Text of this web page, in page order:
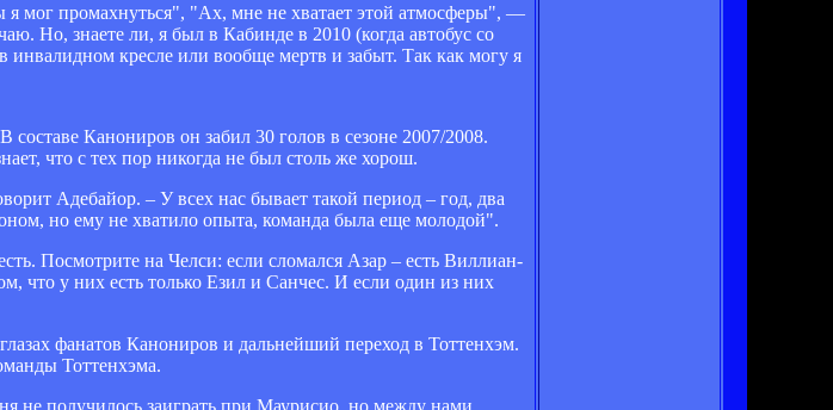
мог промахнуться", "Ах, мне не хватает этой атмосферы", —
Но, знаете ли, я был в Кабинде в 2010 (когда автобус со
инвалидном кресле или вообще мертв и забыт. Так как могу я
Канониров он забил 30 голов в сезоне 2007/2008.
что с тех пор никогда не был столь же хорош.
Адебайор. – У всех нас бывает такой период – год, два
но ему не хватило опыта, команда была еще молодой".
Посмотрите на Челси: если сломался Азар – есть Виллиан-
что у них есть только Езил и Санчес. И если один из них
фанатов Канониров и дальнейший переход в Тоттенхэм.
Тоттенхэма.
не получилось заиграть при Маурисио, но между нами